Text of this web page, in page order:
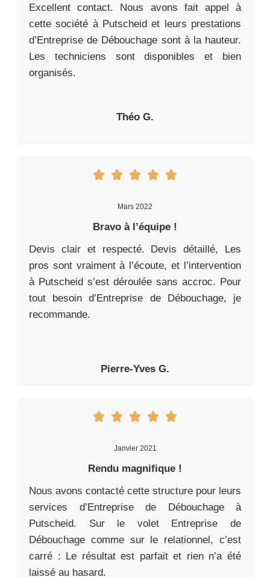
Excellent contact. Nous avons fait appel à
cette société à Putscheid et leurs prestations
d’Entreprise de Débouchage sont à la hauteur.
Les techniciens sont disponibles et bien
organisés.
Théo G.
Mars 2022
Bravo à l’équipe !
Devis clair et respecté. Devis détaillé, Les
pros sont vraiment à l’écoute, et l’intervention
à Putscheid s’est déroulée sans accroc. Pour
tout besoin d’Entreprise de Débouchage, je
recommande.
Pierre-Yves G.
Janvier 2021
Rendu magnifique !
Nous avons contacté cette structure pour leurs
services d’Entreprise de Débouchage à
Putscheid. Sur le volet Entreprise de
Débouchage comme sur le relationnel, c’est
carré : Le résultat est parfait et rien n’a été
laissé au hasard.